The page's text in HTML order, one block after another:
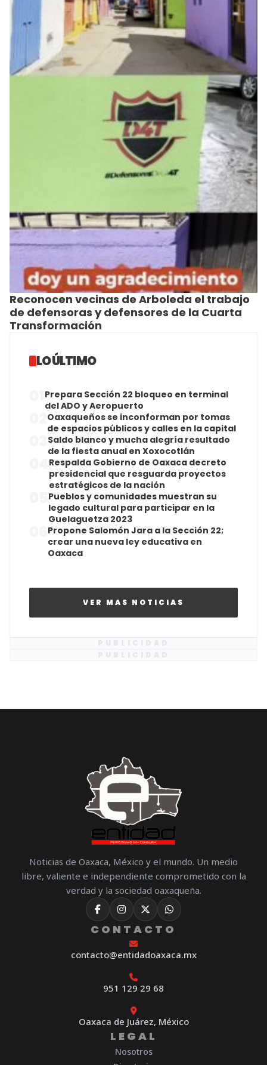
Reconocen vecinas de Arboleda el trabajo
de defensoras y defensores de la Cuarta
Transformación
LO ÚLTIMO
Prepara Sección 22 bloqueo en terminal
del ADO y Aeropuerto
Oaxaqueños se inconforman por tomas
de espacios públicos y calles en la capital
Saldo blanco y mucha alegría resultado
de la fiesta anual en Xoxocotlán
Respalda Gobierno de Oaxaca decreto
presidencial que resguarda proyectos
estratégicos de la nación
Pueblos y comunidades muestran su
legado cultural para participar en la
Guelaguetza 2023
Propone Salomón Jara a la Sección 22;
crear una nueva ley educativa en
Oaxaca
VER MAS NOTICIAS
Noticias de Oaxaca, México y el mundo. Un medio
libre, valiente e independiente comprometido con la
verdad y la sociedad oaxaqueña.
CONTACTO
contacto@entidadoaxaca.mx
951 129 29 68
Oaxaca de Juárez, México
LEGAL
Nosotros